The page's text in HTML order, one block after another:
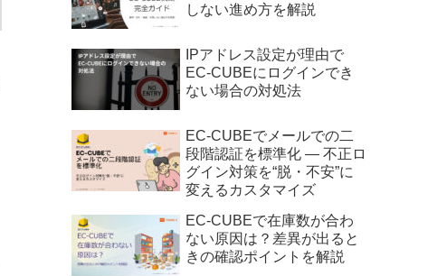
しない進め方を解説
IPアドレス設定が理由で
EC-CUBEにログインでき
ない場合の対処法
EC-CUBEでメールでの二
段階認証を標準化 — 不正ロ
グイン対策を“脱・不安”に
変えるカスタマイズ
EC-CUBEで在庫数が合わ
ない原因は？差異が出ると
きの確認ポイントを解説